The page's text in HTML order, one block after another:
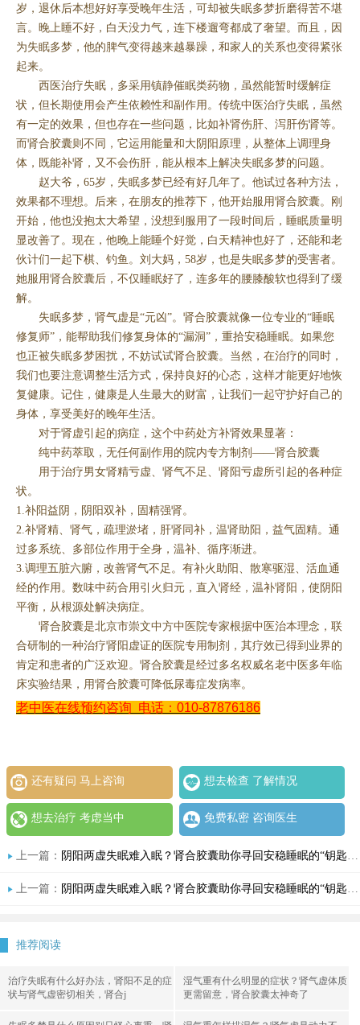
岁，退休后本想好好享受晚年生活，可却被失眠多梦折磨得苦不堪
言。晚上睡不好，白天没力气，连下楼遛弯都成了奢望。而且，因
为失眠多梦，他的脾气变得越来越暴躁，和家人的关系也变得紧张
起来。
西医治疗失眠，多采用镇静催眠类药物，虽然能暂时缓解症
状，但长期使用会产生依赖性和副作用。传统中医治疗失眠，虽然
有一定的效果，但也存在一些问题，比如补肾伤肝、泻肝伤肾等。
而肾合胶囊则不同，它运用能量和大阴阳原理，从整体上调理身
体，既能补肾，又不会伤肝，能从根本上解决失眠多梦的问题。
赵大爷，65岁，失眠多梦已经有好几年了。他试过各种方法，
效果都不理想。后来，在朋友的推荐下，他开始服用肾合胶囊。刚
开始，他也没抱太大希望，没想到服用了一段时间后，睡眠质量明
显改善了。现在，他晚上能睡个好觉，白天精神也好了，还能和老
伙计们一起下棋、钓鱼。刘大妈，58岁，也是失眠多梦的受害者。
她服用肾合胶囊后，不仅睡眠好了，连多年的腰膝酸软也得到了缓
解。
失眠多梦，肾气虚是“元凶”。肾合胶囊就像一位专业的“睡眠
修复师”，能帮助我们修复身体的“漏洞”，重拾安稳睡眠。如果您
也正被失眠多梦困扰，不妨试试肾合胶囊。当然，在治疗的同时，
我们也要注意调整生活方式，保持良好的心态，这样才能更好地恢
复健康。记住，健康是人生最大的财富，让我们一起守护好自己的
身体，享受美好的晚年生活。
对于肾虚引起的病症，这个中药处方补肾效果显著：
纯中药萃取，无任何副作用的院内专方制剂——肾合胶囊
用于治疗男女肾精亏虚、肾气不足、肾阳亏虚所引起的各种症
状。
1.补阳益阴，阴阳双补，固精强肾。
2.补肾精、肾气，疏理淤堵，肝肾同补，温肾助阳，益气固精。通
过多系统、多部位作用于全身，温补、循序渐进。
3.调理五脏六腑，改善肾气不足。有补火助阳、散寒驱湿、活血通
经的作用。数味中药合用引火归元，直入肾经，温补肾阳，使阴阳
平衡，从根源处解决病症。
肾合胶囊是北京市崇文中方中医院专家根据中医治本理念，联
合研制的一种治疗肾阳虚证的医院专用制剂，其疗效已得到业界的
肯定和患者的广泛欢迎。肾合胶囊是经过多名权威名老中医多年临
床实验结果，用肾合胶囊可降低尿毒症发病率。
老中医在线预约咨询 电话：010-87876186
还有疑问 马上咨询 想去检查 了解情况
想去治疗 考虑当中 免费私密 咨询医生
上一篇： 阴阳两虚失眠难入眠？肾合胶囊助你寻回安稳睡眠的“钥匙”
上一篇： 阴阳两虚失眠难入眠？肾合胶囊助你寻回安稳睡眠的“钥匙”
推荐阅读
治疗失眠有什么好办法，肾阳不足的症
状与肾气虚密切相关，肾合j
湿气重有什么明显的症状？肾气虚体质
更需留意，肾合胶囊太神奇了